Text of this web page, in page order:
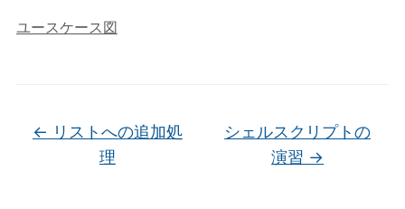
ユースケース図
← リストへの追加処
理
シェルスクリプトの
演習 →